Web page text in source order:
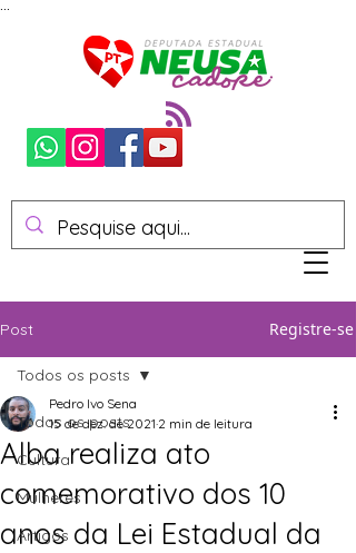
Post Registre-se
Todos os posts
Cultura
Mulheres
Artigos
Todos os posts
Alba realiza ato
comemorativo dos 10
anos da Lei Estadual da
Pedro Ivo Sena
15 de dez. de 2021 2 min de leitura